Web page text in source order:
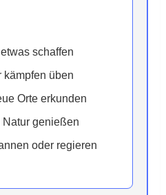
schaffen
kämpfen üben
Orte erkunden
Natur genießen
oder regieren